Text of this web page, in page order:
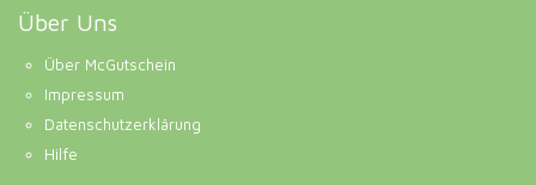
Über Uns
Über McGutschein
Impressum
Datenschutzerklärung
Hilfe